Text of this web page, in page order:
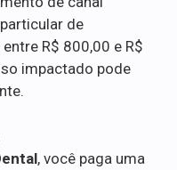
de
R$ 800,00 e R$
impactado pode
, você paga uma